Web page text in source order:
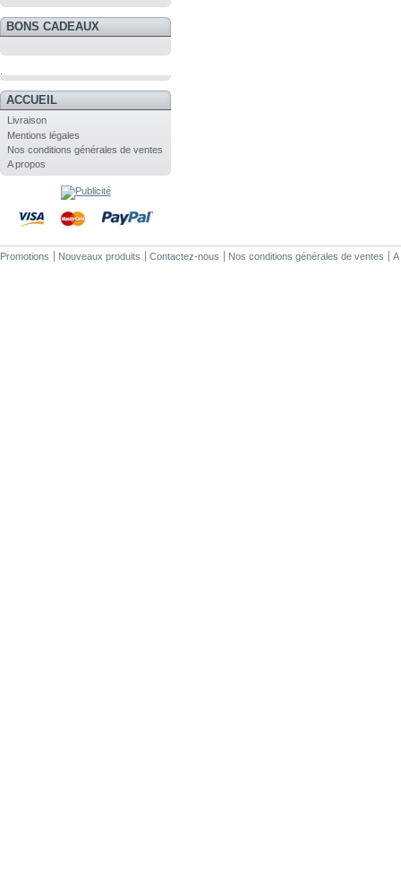
BONS CADEAUX
ACCUEIL
Livraison
Mentions légales
Nos conditions générales de ventes
A propos
Promotions Nouveaux produits Contactez-nous Nos conditions générales de ventes A